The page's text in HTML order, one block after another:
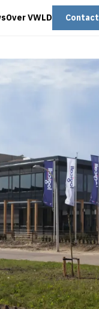
Over VWLD Contact